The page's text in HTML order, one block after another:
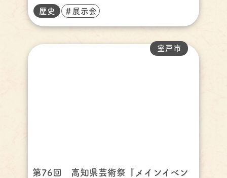
歴史
＃展示会
第76回 高知県芸術祭『メインイベン
室戸市